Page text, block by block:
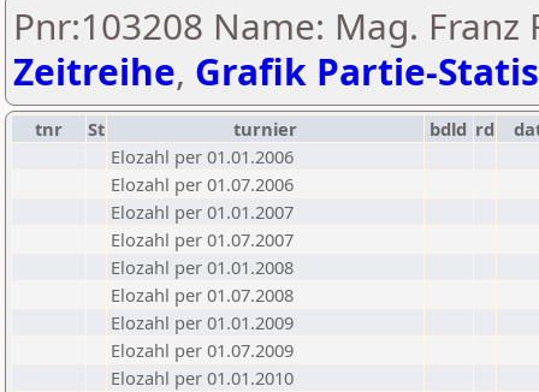
Pnr:103208 Name: Mag. Franz
Zeitreihe, Grafik Partie-
tnr St turnier bdld rd
Elozahl per 01.01.2006
Elozahl per 01.07.2006
Elozahl per 01.01.2007
Elozahl per 01.07.2007
Elozahl per 01.01.2008
Elozahl per 01.07.2008
Elozahl per 01.01.2009
Elozahl per 01.07.2009
Elozahl per 01.01.2010